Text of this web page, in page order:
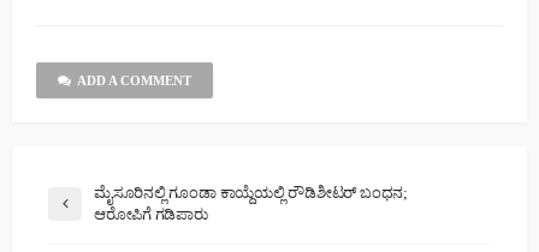
ADD A COMMENT
ಮೈಸೂರಿನಲ್ಲಿ ಗೂಂಡಾ ಕಾಯ್ದೆಯಲ್ಲಿ ರೌಡಿಶೀಟರ್ ಬಂಧನ;
ಆರೋಪಿಗೆ ಗಡಿಪಾರು